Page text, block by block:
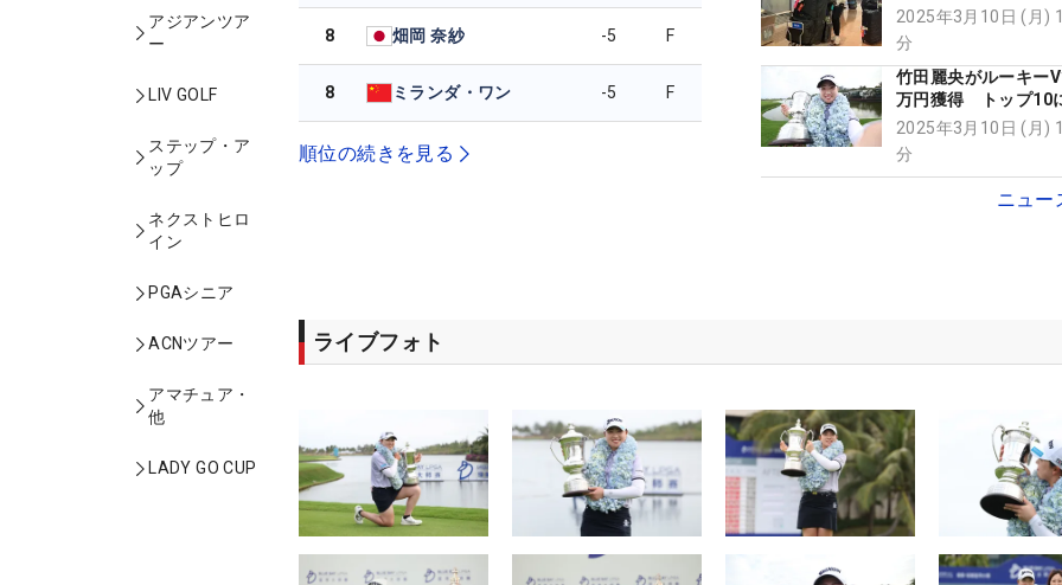
アジアンツア
ー
LIV GOLF
ステップ・ア
ップ
ネクストヒロ
イン
PGAシニア
ACNツアー
アマチュア・
他
LADY GO CUP
8 畑岡 奈紗 -5 F
8 ミランダ・ワン -5 F
順位の続きを見る
画】
2025年3月10日 (月)
分
竹田麗央がルーキー
万円獲得 トップ10
5人…大会総額の“3割
稼ぎ
2025年3月10日 (月)
分
ニュー
ライブフォト